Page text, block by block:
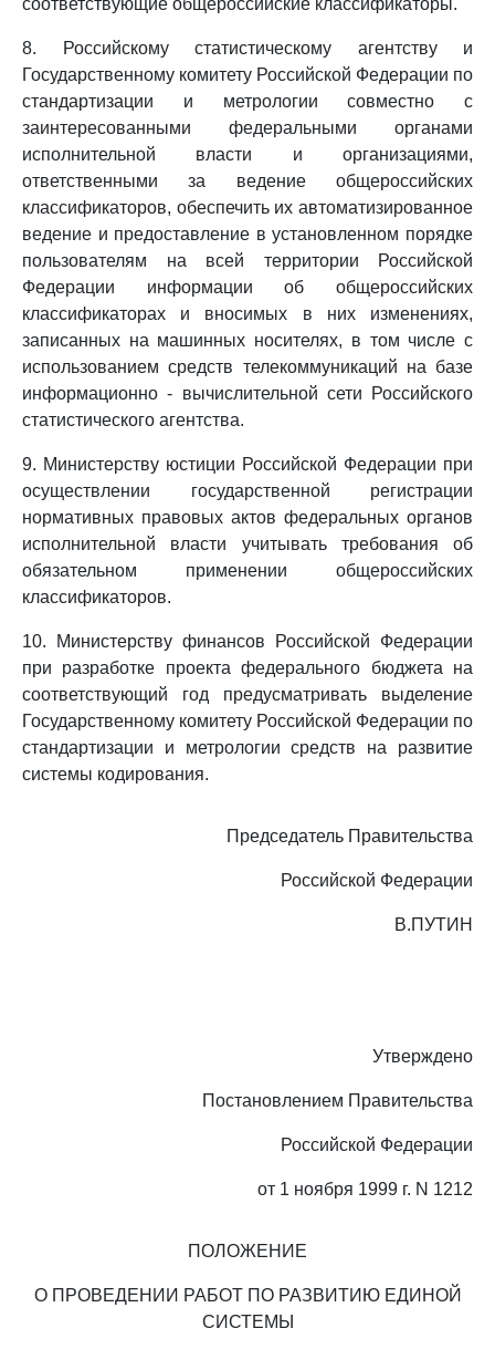
соответствующие общероссийские классификаторы.
8. Российскому статистическому агентству и
Государственному комитету Российской Федерации по
стандартизации и метрологии совместно с
заинтересованными федеральными органами
исполнительной власти и организациями,
ответственными за ведение общероссийских
классификаторов, обеспечить их автоматизированное
ведение и предоставление в установленном порядке
пользователям на всей территории Российской
Федерации информации об общероссийских
классификаторах и вносимых в них изменениях,
записанных на машинных носителях, в том числе с
использованием средств телекоммуникаций на базе
информационно - вычислительной сети Российского
статистического агентства.
9. Министерству юстиции Российской Федерации при
осуществлении государственной регистрации
нормативных правовых актов федеральных органов
исполнительной власти учитывать требования об
обязательном применении общероссийских
классификаторов.
10. Министерству финансов Российской Федерации
при разработке проекта федерального бюджета на
соответствующий год предусматривать выделение
Государственному комитету Российской Федерации по
стандартизации и метрологии средств на развитие
системы кодирования.
Председатель Правительства
Российской Федерации
В.ПУТИН
Утверждено
Постановлением Правительства
Российской Федерации
от 1 ноября 1999 г. N 1212
ПОЛОЖЕНИЕ
О ПРОВЕДЕНИИ РАБОТ ПО РАЗВИТИЮ ЕДИНОЙ
СИСТЕМЫ